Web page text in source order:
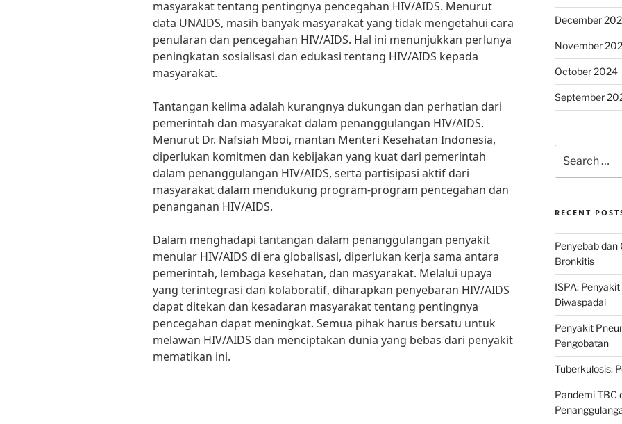
masyarakat tentang pentingnya pencegahan HIV/AIDS. Menurut
data UNAIDS, masih banyak masyarakat yang tidak mengetahui cara
penularan dan pencegahan HIV/AIDS. Hal ini menunjukkan perlunya
peningkatan sosialisasi dan edukasi tentang HIV/AIDS kepada
masyarakat.
Tantangan kelima adalah kurangnya dukungan dan perhatian dari
pemerintah dan masyarakat dalam penanggulangan HIV/AIDS.
Menurut Dr. Nafsiah Mboi, mantan Menteri Kesehatan Indonesia,
diperlukan komitmen dan kebijakan yang kuat dari pemerintah
dalam penanggulangan HIV/AIDS, serta partisipasi aktif dari
masyarakat dalam mendukung program-program pencegahan dan
penanganan HIV/AIDS.
Dalam menghadapi tantangan dalam penanggulangan penyakit
menular HIV/AIDS di era globalisasi, diperlukan kerja sama antara
pemerintah, lembaga kesehatan, dan masyarakat. Melalui upaya
yang terintegrasi dan kolaboratif, diharapkan penyebaran HIV/AIDS
dapat ditekan dan kesadaran masyarakat tentang pentingnya
pencegahan dapat meningkat. Semua pihak harus bersatu untuk
melawan HIV/AIDS dan menciptakan dunia yang bebas dari penyakit
mematikan ini.
December
November
October 2024
September
for:
RECENT
Penyebab dan
Bronkitis
ISPA:
Diwaspadai
Penyakit
Pengobatan
Tuberkulosis:
Pandemi TBC